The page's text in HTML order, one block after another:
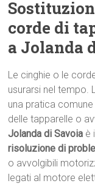
corde di
a Jolanda
Le cinghie o le
usurarsi nel tempo.
una pratica
delle tapparelle o
Jolanda di Savoia è
risoluzione di
o avvolgibili
legati al motore